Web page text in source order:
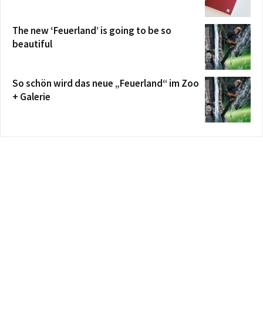
The new ‘Feuerland’ is going to be so
beautiful
So schön wird das neue „Feuerland“ im Zoo
+ Galerie